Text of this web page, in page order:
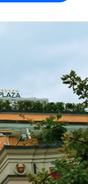
与薪资解决方案